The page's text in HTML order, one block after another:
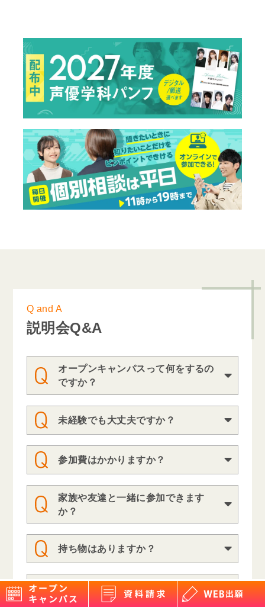
Q and A
説明会Q&A
オープンキャンパスって何をするの
ですか？
パンフレットやWebでは分からない学
校の雰囲気を知るチャンス。実際の授
業が体験でき、エンタメの職業や業界
について詳しく知ることができる説明
会を実施しています！
未経験でも大丈夫ですか？
もちろん大丈夫です。オープンキャン
パスに来る方のほとんどが未経験です
が、楽しく体験授業をされています。
中には友達ができる方もいらっしゃい
ます！
参加費はかかりますか？
無料で参加できます。お気軽にご参加
家族や友達と一緒に参加できます
か？
もちろん大丈夫です。家族も友達も、
ぜひ皆さんでご来校ください。
相談も行っています。
持ち物はありますか？
特にありません。必要なものは、すべ
て学院が準備しています。学院で配布
している「交通費サポート引換券」を
ご持参ください。いただければ交通費
をサポートします。
私服で参加できますか？
服装は自由です。制服でも私服でもど